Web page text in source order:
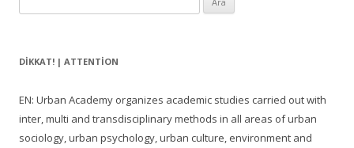
DIKKAT! | ATTENTION
EN: Urban Academy organizes academic studies carried out with
inter, multi and transdisciplinary methods in all areas of urban
sociology, urban psychology, urban culture, environment and